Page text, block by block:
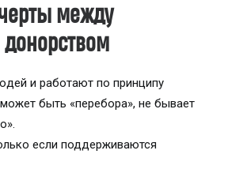
между
и работают по принципу
быть «перебора», не бывает
если поддерживаются